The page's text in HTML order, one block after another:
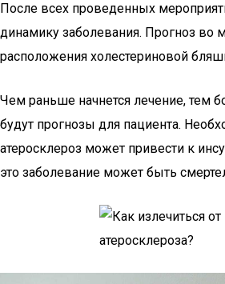
После всех проведенных
динамику заболевания. Прогноз во
расположения холестериновой
Чем раньше начнется лечение, тем
будут прогнозы для пациента.
атеросклероз может привести к
это заболевание может быть